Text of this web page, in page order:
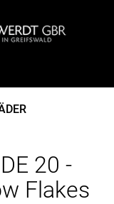
20 -
Flakes